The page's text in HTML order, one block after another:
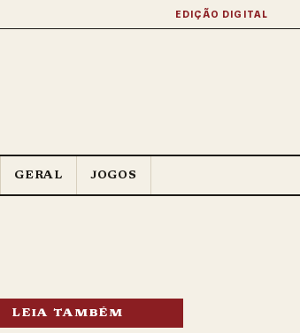
EDIÇÃO DIGITAL
GERAL JOGOS
LEIA TAMBÉM